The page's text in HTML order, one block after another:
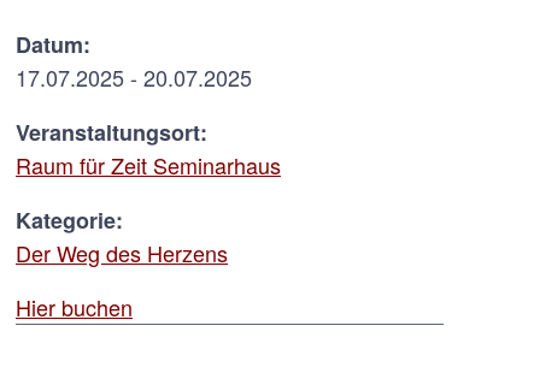
Datum:
17.07.2025 - 20.07.2025
Veranstaltungsort:
Raum für Zeit Seminarhaus
Kategorie:
Der Weg des Herzens
Hier buchen